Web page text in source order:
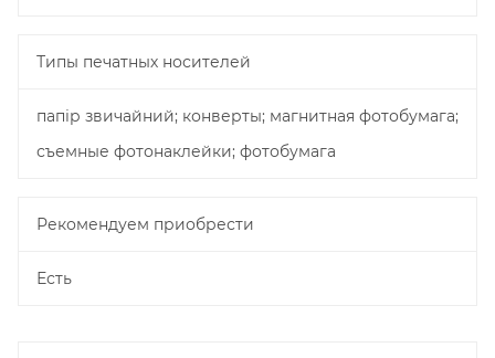
Типы печатных носителей
папір звичайний; конверты; магнитная фотобумага;
съемные фотонаклейки; фотобумага
Рекомендуем приобрести
Есть